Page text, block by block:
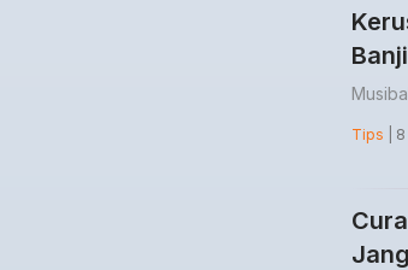
Tips |